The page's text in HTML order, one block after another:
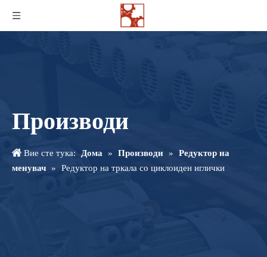
Производи
Вие сте тука: Дома » Производи »
Редуктор на
менувач » Редуктор на тркала со циклоиден иглички